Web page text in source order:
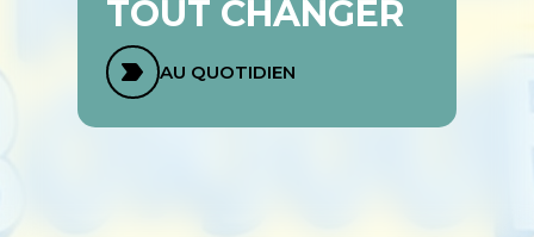
TOUT CHANGER
AU QUOTIDIEN